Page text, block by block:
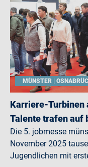
MÜNSTER |
Karriere-Turbinen
Talente trafen auf
Die 5. jobmesse
November 2025
Jugendlichen mit